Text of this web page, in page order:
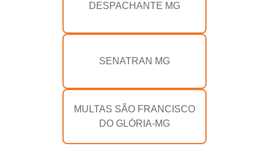
DESPACHANTE MG
SENATRAN MG
MULTAS SÃO FRANCISCO
DO GLÓRIA-MG